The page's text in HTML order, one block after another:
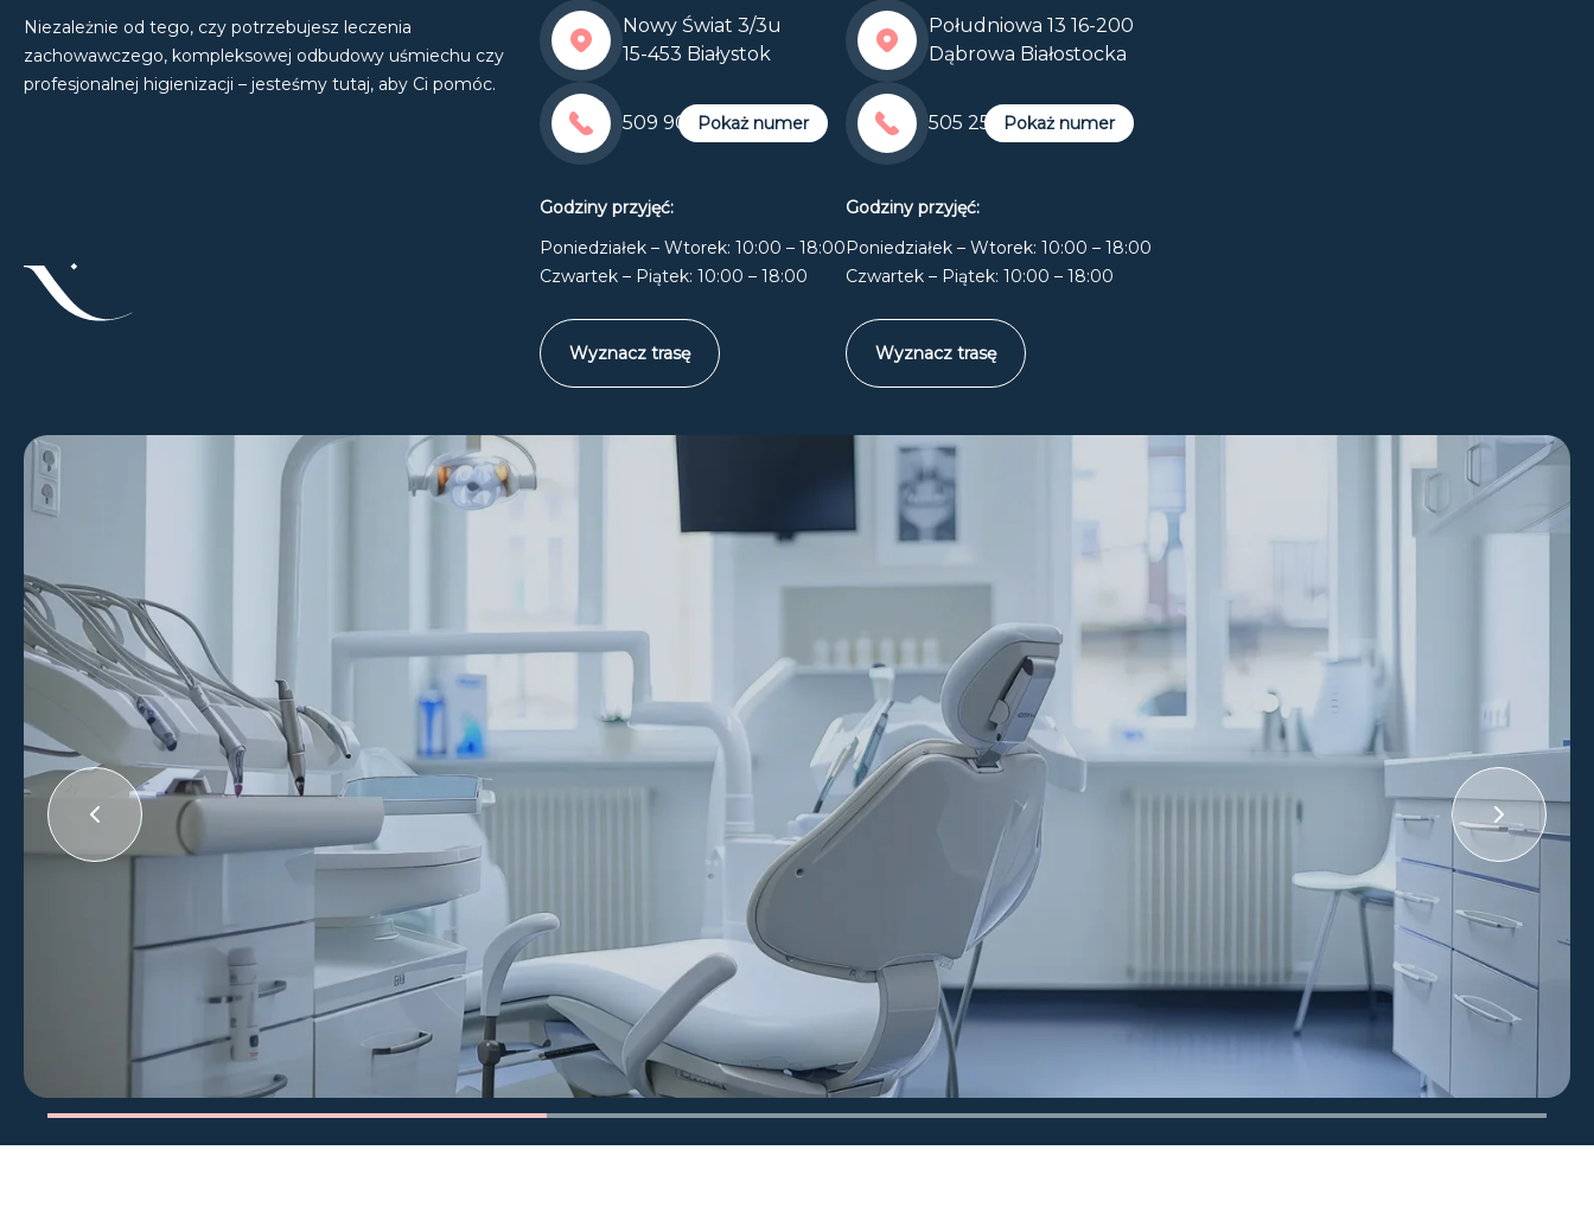
Niezależnie od tego, czy potrzebujesz leczenia
zachowawczego, kompleksowej odbudowy uśmiechu czy
profesjonalnej higienizacji – jesteśmy tutaj, aby Ci pomóc.
Nowy Świat 3/3u
15-453 Białystok
Pokaż numer
509 900 905
Godziny przyjęć:
Poniedziałek – Wtorek: 10:00 – 18:00
Czwartek – Piątek: 10:00 – 18:00
Wyznacz trasę
Południowa 13 16-200
Dąbrowa Białostocka
Pokaż numer
505 255 600
Godziny przyjęć:
Poniedziałek – Wtorek: 10:00 – 18:00
Czwartek – Piątek: 10:00 – 18:00
Wyznacz trasę